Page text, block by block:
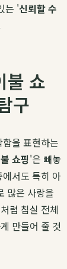
는 '신뢰할 수
불 쇼
구
을 표현하는
쇼핑'은 빼놓
서도 특히 아
많은 사랑을
럼 침실 전체
만들어 줄 것